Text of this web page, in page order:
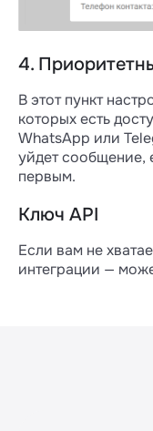
4.
В этот пункт
которых есть
WhatsApp или
уйдет сообщение,
первым.
Ключ API
Если вам не
интеграции —